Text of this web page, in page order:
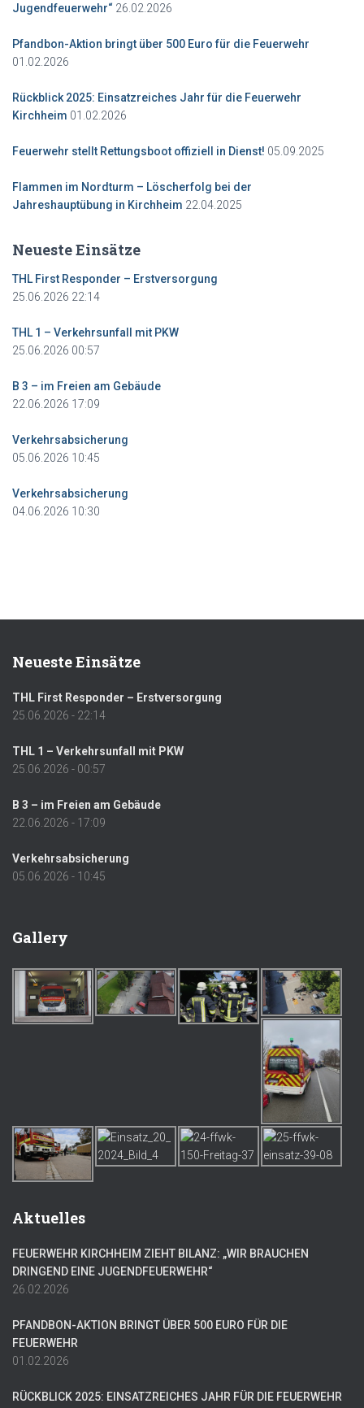
Jugendfeuerwehr“ 26.02.2026
Pfandbon-Aktion bringt über 500 Euro für die Feuerwehr
01.02.2026
Rückblick 2025: Einsatzreiches Jahr für die Feuerwehr
Kirchheim 01.02.2026
Feuerwehr stellt Rettungsboot offiziell in Dienst! 05.09.2025
Flammen im Nordturm – Löscherfolg bei der
Jahreshauptübung in Kirchheim 22.04.2025
Neueste Einsätze
THL First Responder – Erstversorgung
25.06.2026 22:14
THL 1 – Verkehrsunfall mit PKW
25.06.2026 00:57
B 3 – im Freien am Gebäude
22.06.2026 17:09
Verkehrsabsicherung
05.06.2026 10:45
Verkehrsabsicherung
04.06.2026 10:30
Neueste Einsätze
THL First Responder – Erstversorgung
25.06.2026 - 22:14
THL 1 – Verkehrsunfall mit PKW
25.06.2026 - 00:57
B 3 – im Freien am Gebäude
22.06.2026 - 17:09
Verkehrsabsicherung
05.06.2026 - 10:45
Gallery
Aktuelles
FEUERWEHR KIRCHHEIM ZIEHT BILANZ: „WIR BRAUCHEN
DRINGEND EINE JUGENDFEUERWEHR“
26.02.2026
PFANDBON-AKTION BRINGT ÜBER 500 EURO FÜR DIE
FEUERWEHR
01.02.2026
RÜCKBLICK 2025: EINSATZREICHES JAHR FÜR DIE FEUERWEHR